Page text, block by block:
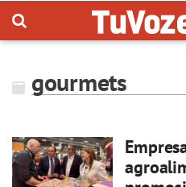
gourmets